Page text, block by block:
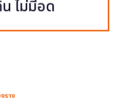
ไม่มีอด
ราง